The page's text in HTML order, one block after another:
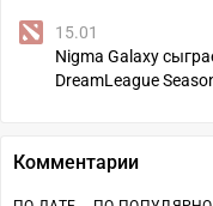
15.01
Nigma Galaxy
DreamLeague
Комментарии